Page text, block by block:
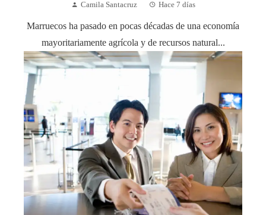
Camila Santacruz Hace 7 días
Marruecos ha pasado en pocas décadas de una economía
mayoritariamente agrícola y de recursos natural...